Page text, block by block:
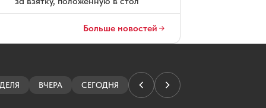
06.08.2026 13:13|КРИМИНАЛ
В Рыбинске на время
полумарафона перекроют проезд
по центру
Крестный отец из российского
поселка усыновил детей
нигерийского принца
Больше новостей
ВЧЕРА СЕГОДНЯ